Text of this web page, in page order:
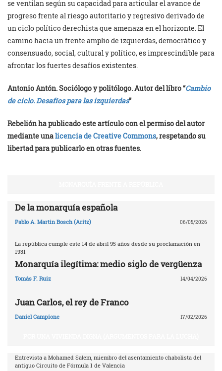
se ventilan según su capacidad para articular el avance de
progreso frente al riesgo autoritario y regresivo derivado de
un ciclo político derechista que amenaza en el horizonte. El
camino hacia un frente amplio de izquierdas, democrático y
consensuado, social, cultural y político, es imprescindible para
afrontar los fuertes desafíos existentes.
Antonio Antón. Sociólogo y politólogo. Autor del libro “Cambio
de ciclo. Desafíos para las izquierdas”
Rebelión ha publicado este artículo con el permiso del autor
mediante unalicencia de Creative Commons, respetando su
libertad para publicarlo en otras fuentes.
De la monarquía española
Pablo A. Martin Bosch (Aritz) 06/05/2026
La república cumple este 14 de abril 95 años desde su proclamación en
1931
Monarquía ilegítima: medio siglo de vergüenza
Tomás F. Ruiz 14/04/2026
Juan Carlos, el rey de Franco
Daniel Campione 17/02/2026
Entrevista a Mohamed Salem, miembro del asentamiento chabolista del
antiguo Circuito de Fórmula 1 de Valencia